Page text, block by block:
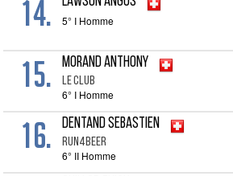
14. 5° I Homme
15. MORAND Anthony
LE CLUB
6° I Homme
16. DENTAND Sebastien
RUN4BEER
6° II Homme